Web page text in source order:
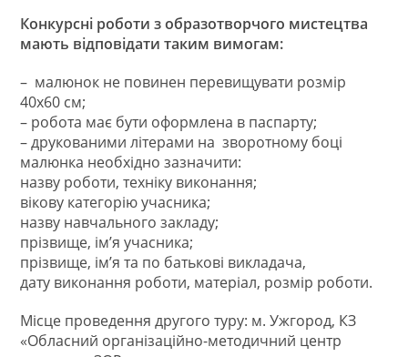
Конкурсні роботи з образотворчого мистецтва
мають відповідати таким вимогам:
– малюнок не повинен перевищувати розмір
40х60 см;
– робота має бути оформлена в паспарту;
– друкованими літерами на зворотному боці
малюнка необхідно зазначити:
назву роботи, техніку виконання;
вікову категорію учасника;
назву навчального закладу;
прізвище, ім’я учасника;
прізвище, ім’я та по батькові викладача,
дату виконання роботи, матеріал, розмір роботи.
Місце проведення другого туру: м. Ужгород, КЗ
«Обласний організаційно-методичний центр